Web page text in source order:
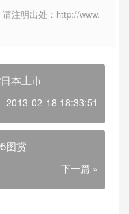
注明出处：http://www.
本上市
2013-02-18 18:33:51
图赏
下一篇 »